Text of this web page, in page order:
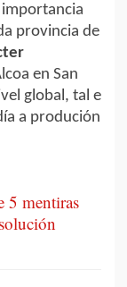
provincia de
en San
global, tal e
a produción
5 mentiras